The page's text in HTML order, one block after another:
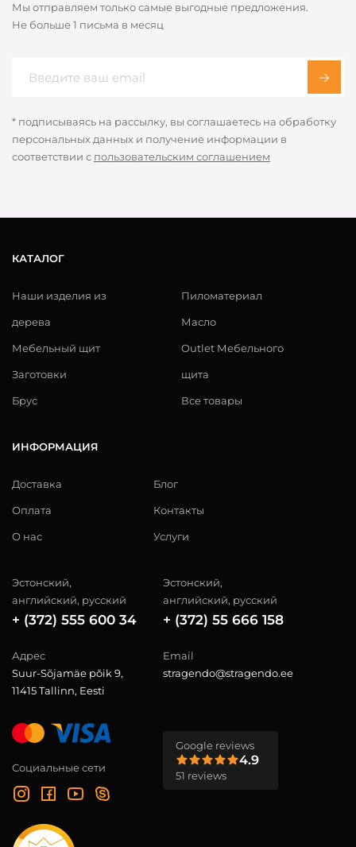
Мы отправляем только самые выгодные предложения.
Не больше 1 письма в месяц
* подписываясь на рассылку, вы соглашаетесь на обработку
персональных данных и получение информации в
соответствии с пользовательским соглашением
КАТАЛОГ
Наши изделия из
дерева
Мебельный щит
Заготовки
Брус
Пиломатериал
Масло
Outlet Мебельного
щита
Все товары
ИНФОРМАЦИЯ
Доставка
Оплата
О нас
Блог
Контакты
Услуги
Эстонский,
английский, русский
+ (372) 555 600 34
Эстонский,
английский, русский
+ (372) 55 666 158
Адрес
Suur-Sõjamäe põik 9,
11415 Tallinn, Eesti
Email
stragendo@stragendo.ee
Социальные сети
Google reviews
4.9
51 reviews